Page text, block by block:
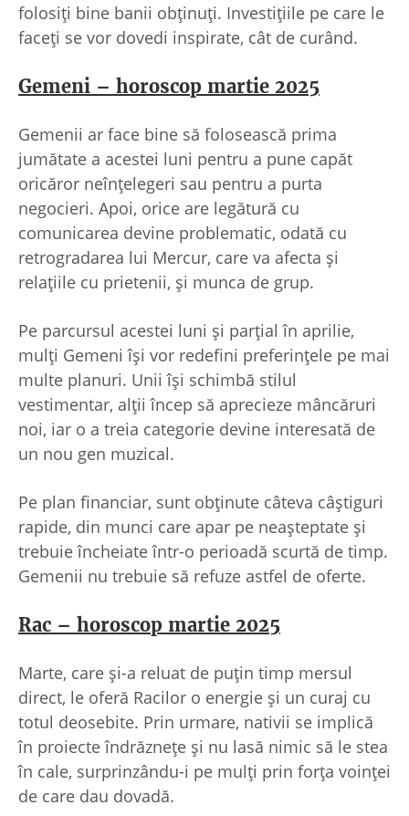
folosiți bine banii obținuți. Investițiile pe care le
faceți se vor dovedi inspirate, cât de curând.
Gemeni – horoscop martie 2025
Gemenii ar face bine să folosească prima
jumătate a acestei luni pentru a pune capăt
oricăror neînțelegeri sau pentru a purta
negocieri. Apoi, orice are legătură cu
comunicarea devine problematic, odată cu
retrogradarea lui Mercur, care va afecta și
relațiile cu prietenii, și munca de grup.
Pe parcursul acestei luni și parțial în aprilie,
mulți Gemeni își vor redefini preferințele pe mai
multe planuri. Unii își schimbă stilul
vestimentar, alții încep să aprecieze mâncăruri
noi, iar o a treia categorie devine interesată de
un nou gen muzical.
Pe plan financiar, sunt obținute câteva câștiguri
rapide, din munci care apar pe neașteptate și
trebuie încheiate într-o perioadă scurtă de timp.
Gemenii nu trebuie să refuze astfel de oferte.
Rac – horoscop martie 2025
Marte, care și-a reluat de puțin timp mersul
direct, le oferă Racilor o energie și un curaj cu
totul deosebite. Prin urmare, nativii se implică
în proiecte îndrăznețe și nu lasă nimic să le stea
în cale, surprinzându-i pe mulți prin forța voinței
de care dau dovadă.